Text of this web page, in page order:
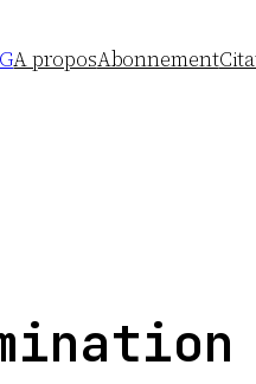
A proposAbonnement